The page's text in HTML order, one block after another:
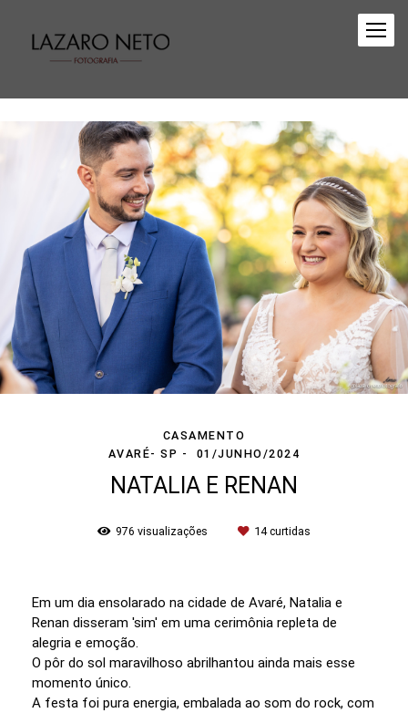
CASAMENTO
AVARÉ- SP
01/JUNHO/2024
NATALIA E RENAN
976 visualizações 14curtidas
Em um dia ensolarado na cidade de Avaré, Natalia e
Renan disseram 'sim' em uma cerimônia repleta de
alegria e emoção.
O pôr do sol maravilhoso abrilhantou ainda mais esse
momento único.
A festa foi pura energia, embalada ao som do rock, com